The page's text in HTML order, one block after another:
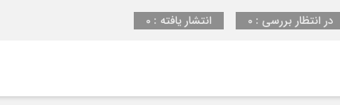
در انتظار بررسی : 0 انتشار یافته : 0